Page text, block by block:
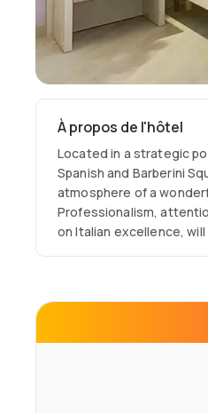
À propos de l'hôtel
Located in a strategic
Spanish and Barberini
atmosphere of a
Professionalism,
on Italian excellence,